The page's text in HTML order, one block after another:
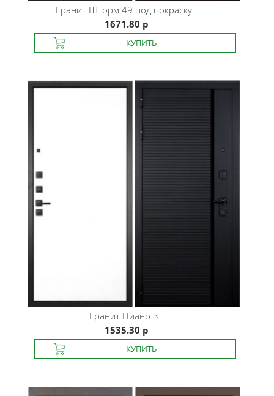
Гранит Шторм 49 под покраску
1671.80 р
Гранит Пиано 3
1535.30 р